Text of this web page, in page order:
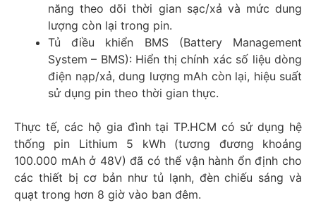
năng theo dõi thời gian sạc/xả và mức dung
lượng còn lại trong pin.
Tủ điều khiển BMS (Battery Management
System – BMS): Hiển thị chính xác số liệu dòng
điện nạp/xả, dung lượng mAh còn lại, hiệu suất
sử dụng pin theo thời gian thực.
Thực tế, các hộ gia đình tại TP.HCM có sử dụng hệ
thống pin Lithium 5 kWh (tương đương khoảng
100.000 mAh ở 48V) đã có thể vận hành ổn định cho
các thiết bị cơ bản như tủ lạnh, đèn chiếu sáng và
quạt trong hơn 8 giờ vào ban đêm.